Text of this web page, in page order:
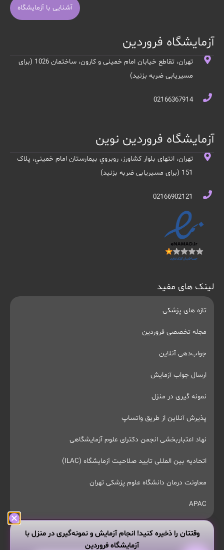
آشنایی با آزمایشگاه
آزمایشگاه فروردین
تهران، تقاطع خیابان امام خمینی و کارون، ساختمان 1026 (برای
مسیریابی ضربه بزنید)
02166367914
آزمایشگاه فروردین نوین
تهران، انتهای بلوار کشاورز، روبروي بيمارستان امام خميني، پلاک
151 (برای مسیریابی ضربه بزنید)
02166902121
لینک های مفید
تازه های پزشکی
مجله تخصصی فروردین
جواب‌دهی آنلاین
ارسال جواب آزمایش
نمونه گیری در منزل
پذیرش آنلاین از طریق واتساپ
نهاد اعتباربخشی انجمن دکترای علوم آزمایشگاهی
اتحادیه بین المللی تایید صلاحیت آزمایشگاه (ILAC)
معاونت درمان دانشگاه علوم پزشکی تهران
APAC
وقتتان را ذخیره کنید! انجام آزمایش و نمونه‌گیری در منزل با
آزمایشگاه فروردین